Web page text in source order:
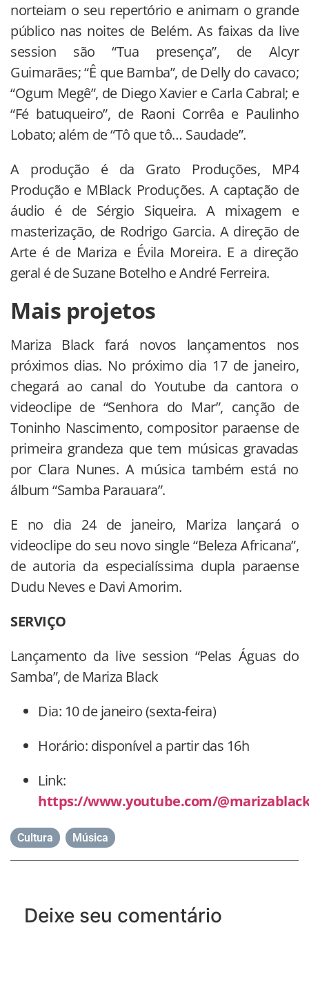
norteiam o seu repertório e animam o grande
público nas noites de Belém. As faixas da live
session são “Tua presença”, de Alcyr
Guimarães; “Ê que Bamba”, de Delly do cavaco;
“Ogum Megê”, de Diego Xavier e Carla Cabral; e
“Fé batuqueiro”, de Raoni Corrêa e Paulinho
Lobato; além de “Tô que tô… Saudade”.
A produção é da Grato Produções, MP4
Produção e MBlack Produções. A captação de
áudio é de Sérgio Siqueira. A mixagem e
masterização, de Rodrigo Garcia. A direção de
Arte é de Mariza e Évila Moreira. E a direção
geral é de Suzane Botelho e André Ferreira.
Mais projetos
Mariza Black fará novos lançamentos nos
próximos dias. No próximo dia 17 de janeiro,
chegará ao canal do Youtube da cantora o
videoclipe de “Senhora do Mar”, canção de
Toninho Nascimento, compositor paraense de
primeira grandeza que tem músicas gravadas
por Clara Nunes. A música também está no
álbum “Samba Parauara”.
E no dia 24 de janeiro, Mariza lançará o
videoclipe do seu novo single “Beleza Africana”,
de autoria da especialíssima dupla paraense
Dudu Neves e Davi Amorim.
SERVIÇO
Lançamento da live session “Pelas Águas do
Samba”, de Mariza Black
Dia: 10 de janeiro (sexta-feira)
Horário: disponível a partir das 16h
Link:
https://www.youtube.com/
Cultura Música
Deixe seu comentário